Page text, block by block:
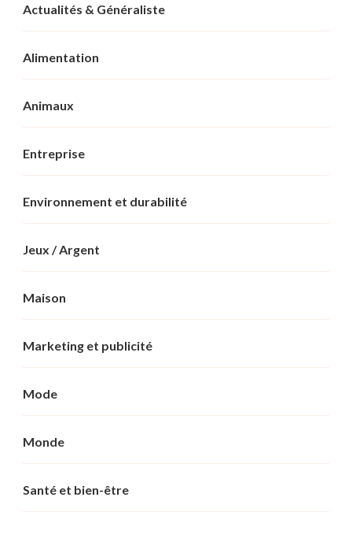
Actualités & Généraliste
Alimentation
Animaux
Entreprise
Environnement et durabilité
Jeux / Argent
Maison
Marketing et publicité
Mode
Monde
Santé et bien-être